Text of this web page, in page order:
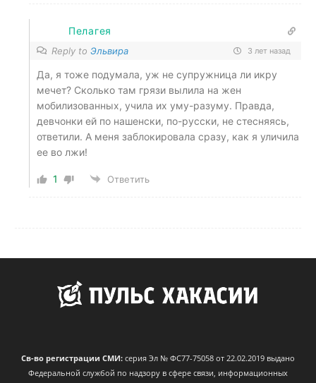
Пелагея
Reply to Эльвира 3 лет назад
Да, я тоже подумала, уж не супружница ли икру
мечет? Сколько там грязи вылила на жен
мобилизованных, учила их уму-разуму. Правда,
девчонки ей по нашенски, по-русски, не стесняясь,
ответили. А меня заблокировала сразу, как я уличила
ее во лжи!
1 Ответить
Св-во регистрации СМИ: серия Эл № ФС77-75058 от 22.02.2019 выдано
Федеральной службой по надзору в сфере связи, информационных